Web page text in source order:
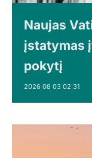
Naujas
įstatymas
pokytį
2026 08 03 02:31